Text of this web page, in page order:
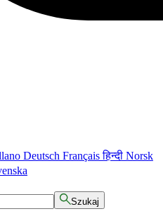
Deutsch Françaisहिन्दी Norsk
Szukaj